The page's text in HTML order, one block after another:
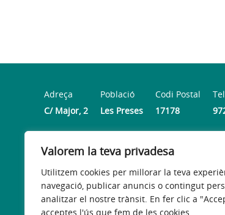
Valorem la teva privadesa
Utilitzem cookies per millorar la teva
navegació, publicar anuncis o contingut
analitzar el nostre trànsit. En fer clic a
acceptes l'ús que fem de les cookies.
Adreça
C/ Major, 2
Població
Les Preses
Codi Postal
17178
Horari
De dillus a divendres de 8.30 h a 14 h i
Avís legal Política de privacitat